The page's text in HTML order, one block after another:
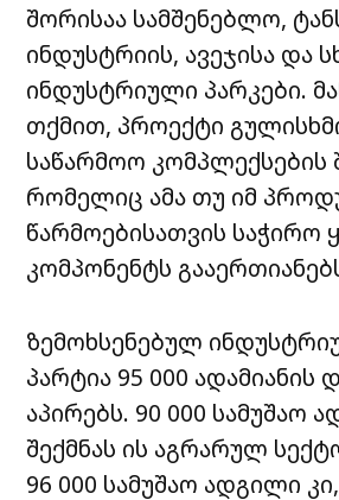
შორისაა სამშენებლო,
ინდუსტრიის, ავეჯისა და
ინდუსტრიული პარკები.
თქმით, პროექტი
საწარმოო კომპლექსების
რომელიც ამა თუ იმ
წარმოებისათვის საჭირო
კომპონენტს
ზემოხსენებულ
პარტია 95 000 ადამიანის
აპირებს. 90 000 სამუშაო
შექმნას ის აგრარულ
96 000 სამუშაო ადგილი